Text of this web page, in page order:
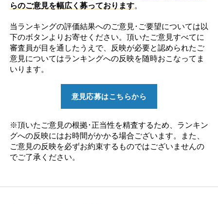
らのご意見を幅広く募っております。
当ランキングの評価結果へのご意見･ご要望については以
下のボタンよりお寄せください。頂いたご意見すべてに
審査員が目を通したうえで、反映が必要と認められたご
意見についてはランキングへの反映を随時おこなってま
いります。
意見応募はこちらから
※頂いたご意見の根拠･正当性を精査するため、ランキン
グへの反映にはお時間がかかる場合ございます。また、
ご意見の反映を必ずお約束するものではございませんの
でご了承ください。